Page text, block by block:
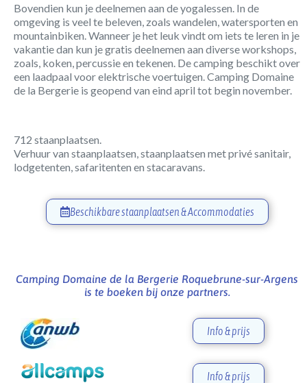
Bovendien kun je deelnemen aan de yogalessen. In de
omgeving is veel te beleven, zoals wandelen, watersporten en
mountainbiken. Wanneer je het leuk vindt om iets te leren in je
vakantie dan kun je gratis deelnemen aan diverse workshops,
zoals, koken, percussie en tekenen. De camping beschikt over
een laadpaal voor elektrische voertuigen. Camping Domaine
de la Bergerie is geopend van eind april tot begin november.
712 staanplaatsen.
Verhuur van staanplaatsen, staanplaatsen met privé sanitair,
lodgetenten, safaritenten en stacaravans.
Beschikbare staanplaatsen & Accommodaties
Camping Domaine de la Bergerie Roquebrune-sur-Argens
is te boeken bij onze partners.
Info & prijs
Info & prijs